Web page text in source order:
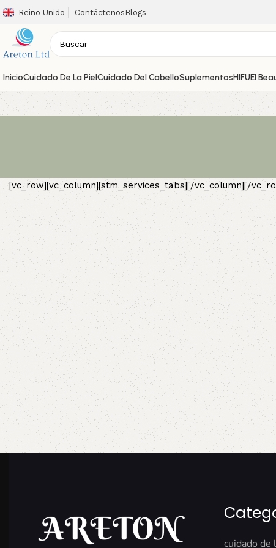
Reino Unido Contáctenos Blogs
InicioCuidado De La PielCuidado Del CabelloSuplementosHIFUEl
[vc_row][vc_column][stm_services_tabs][/vc_column][/
cuidado de